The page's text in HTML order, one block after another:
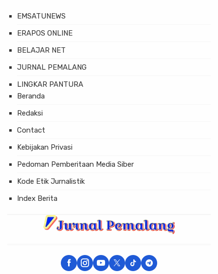
EMSATUNEWS
ERAPOS ONLINE
BELAJAR NET
JURNAL PEMALANG
LINGKAR PANTURA
Beranda
Redaksi
Contact
Kebijakan Privasi
Pedoman Pemberitaan Media Siber
Kode Etik Jurnalistik
Index Berita